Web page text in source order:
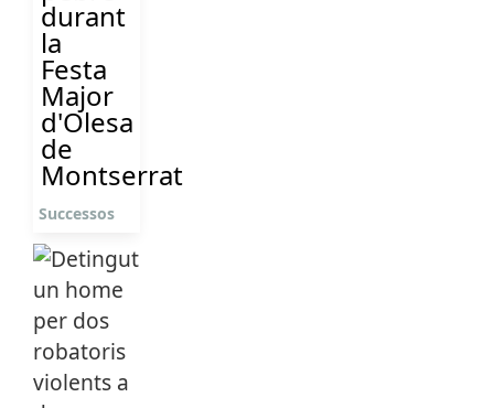
durant
la
Festa
Major
d'Olesa
de
Montserrat
Successos